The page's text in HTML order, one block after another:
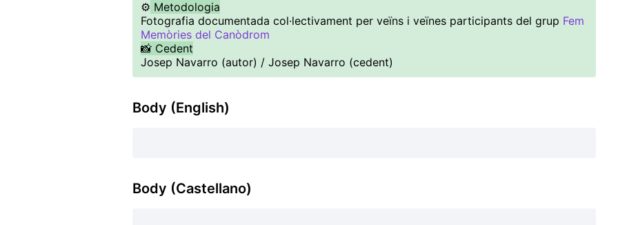
⚙️ Metodologia
Fotografia documentada col·lectivament per veïns i veïnes participants del grup Fem
Memòries del Canòdrom
📸 Cedent
Josep Navarro (autor) / Josep Navarro (cedent)
Body (English)
Body (Castellano)